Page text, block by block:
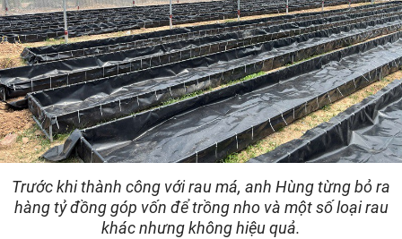
Trước khi thành công với rau má, anh Hùng từng bỏ ra
hàng tỷ đồng góp vốn để trồng nho và một số loại rau
khác nhưng không hiệu quả.